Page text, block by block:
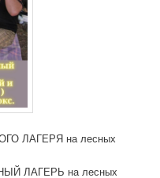
ЛАГЕРЯ на лесных
ЛАГЕРЬ на лесных